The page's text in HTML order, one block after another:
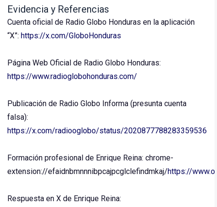
Evidencia y Referencias
Cuenta oficial de Radio Globo Honduras en la aplicación
“X”: https://x.com/GloboHonduras
Página Web Oficial de Radio Globo Honduras:
https://www.radioglobohonduras.com/
Publicación de Radio Globo Informa (presunta cuenta
falsa):
https://x.com/radiooglobo/status/2020877788283359536
Formación profesional de Enrique Reina: chrome-
extension://efaidnbmnnnibpcajpcglclefindmkaj/https://
Respuesta en X de Enrique Reina: